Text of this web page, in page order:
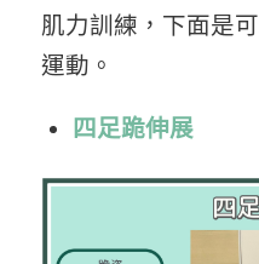
肌力訓練，下面是
運動。
四足跪伸展